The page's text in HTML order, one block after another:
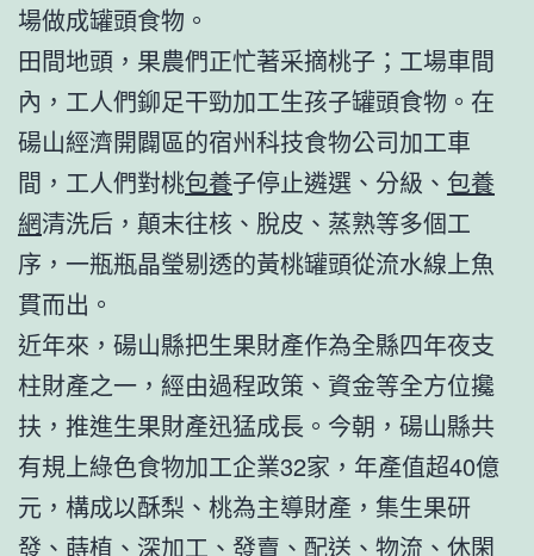
場做成罐頭食物。
田間地頭，果農們正忙著采摘桃子；工場車間
內，工人們鉚足干勁加工生孩子罐頭食物。在
碭山經濟開闢區的宿州科技食物公司加工車
間，工人們對桃包養子停止遴選、分級、 包養
網清洗后，顛末往核、脫皮、蒸熟等多個工
序，一瓶瓶晶瑩剔透的黃桃罐頭從流水線上魚
貫而出。
近年來，碭山縣把生果財產作為全縣四年夜支
柱財產之一，經由過程政策、資金等全方位攙
扶，推進生果財產迅猛成長。今朝，碭山縣共
有規上綠色食物加工企業32家，年產值超40億
元，構成以酥梨、桃為主導財產，集生果研
發、蒔植、深加工、發賣、配送、物流、休閑